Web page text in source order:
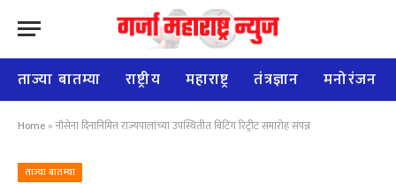
ताज्या बातम्या राष्ट्रीय महाराष्ट्र तंत्रज्ञान मनोरंजन
Home »नौसेना दिनानिमित्त राज्यपालांच्या उपस्थितीत बिटिंग रिट्रीट समारोह संपन्न
ताज्या बातम्या